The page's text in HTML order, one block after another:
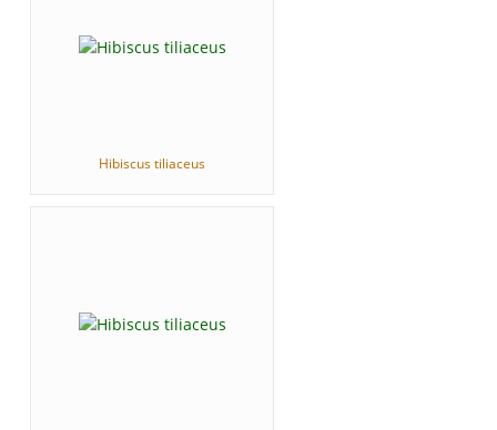
Hibiscus tiliaceus